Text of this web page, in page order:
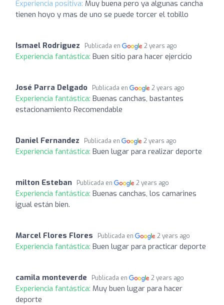
Experiencia positiva: Muy buena pero ya algunas cancha
tienen hoyo y mas de uno se puede torcer el tobillo
Ismael Rodriguez Publicada en 2 years ago
Experiencia fantástica: Buen sitio para hacer ejercicio
José Parra Delgado Publicada en 2 years ago
Experiencia fantástica: Buenas canchas, bastantes
estacionamiento Recomendable
Daniel Fernandez Publicada en 2 years ago
Experiencia fantástica: Buen lugar para realizar deporte
milton Esteban Publicada en 2 years ago
Experiencia fantástica: Buenas canchas, los camarines
igual están bien.
Marcel Flores Flores Publicada en 2 years ago
Experiencia fantástica: Buen lugar para practicar deporte
camila monteverde Publicada en 2 years ago
Experiencia fantástica: Muy buen lugar para hacer
deporte